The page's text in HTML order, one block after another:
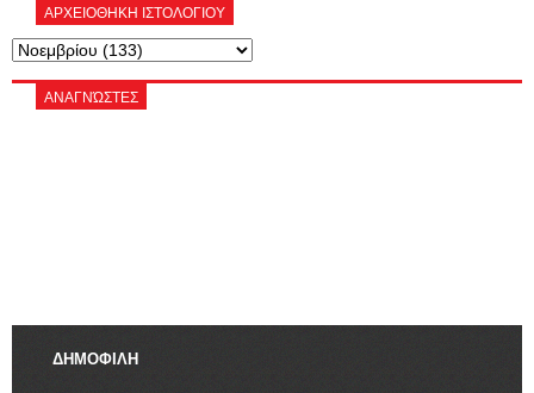
ΑΡΧΕΙΟΘΗΚΗ ΙΣΤΟΛΟΓΙΟΥ
ΑΝΑΓΝΏΣΤΕΣ
ΔΗΜΟΦΙΛΗ